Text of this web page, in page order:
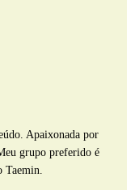
Apaixonada por
grupo preferido é
Taemin.